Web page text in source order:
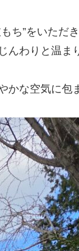
ち”をいただき
んわりと温ま
かな空気に包